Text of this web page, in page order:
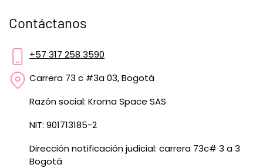
Contáctanos
+57 317 258 3590
Carrera 73 c #3a 03, Bogotá
Razón social: Kroma Space SAS
NIT: 901713185-2
Dirección notificación judicial: carrera 73c# 3 a 3
Bogotá